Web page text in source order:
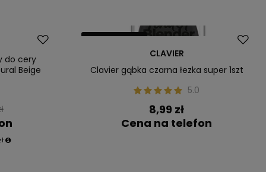
do cery
Beige
Nasz bestseller
CLAVIER
Clavier gąbka czarna łezka super 1szt
5.0
8,99 zł
Cena na telefon